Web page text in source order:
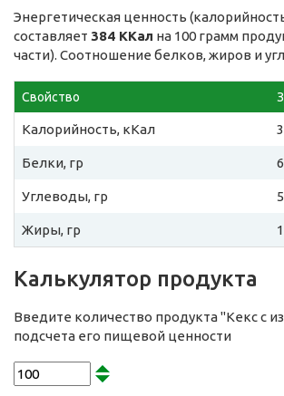
Энергетическая ценность
составляет 384 ККал на 100 грамм
части). Соотношение белков, жиров и
Свойство
Калорийность, кКал
Белки, гр
Углеводы, гр
Жиры, гр
Калькулятор продукта
Введите количество продукта "Кекс с
подсчета его пищевой ценности